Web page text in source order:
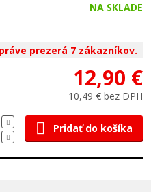
NA SKLADE
prezerá 7 zákazníkov.
12,90 €
10,49 € bez DPH
Pridať do košíka